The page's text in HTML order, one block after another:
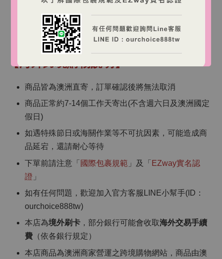
存放在 30°C 以下的乾燥處，避免熱源和陽光直射。
請將本產品放置在兒童無法觸及的地方。
【海外跨境購物說明】
商品皆為澳洲直寄，訂單確認後將無法取消
商品正常約7-14個工作天寄出(不含週六日及澳洲國定
假日)
如遇特殊節日或海關作業等不可抗因素，可能造成商
品延宕，還請耐心等待
下單前請注意「 國際包裹規範 」及「 EZway實名認
證 」
如有任何問題，歡迎加入官方客服LINE小幫手(ID：
ourchoice888tw)
本店為境外刷卡 ，部分銀行可能會收取海外交易手續
費 （依各銀行規定）
本店商品為澳洲商家營運之跨境購物網站，商品由澳